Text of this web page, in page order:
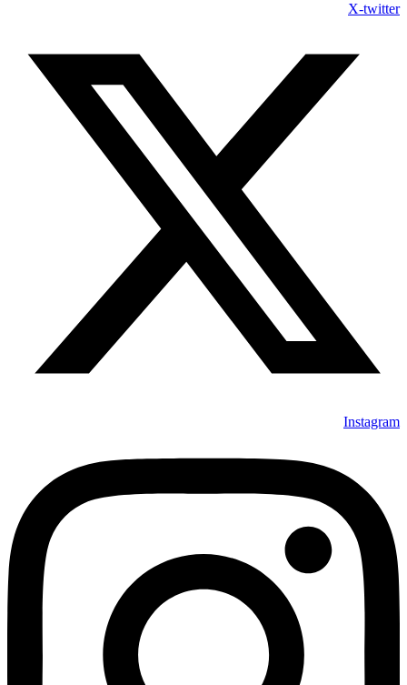
X-twitter
Instagram